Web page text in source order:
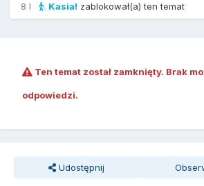
8 l Kasia! zablokował(a) ten temat
Ten temat został zamknięty. Brak
odpowiedzi.
Udostępnij